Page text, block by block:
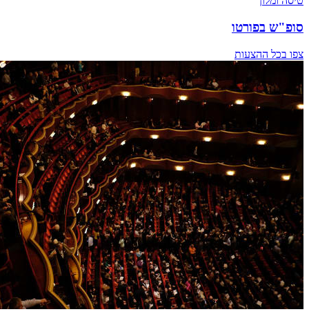
סופ"ש בפורטו
צפו בכל ההצעות